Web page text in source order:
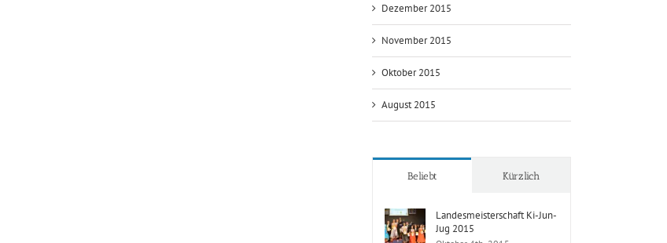
Dezember 2015
November 2015
Oktober 2015
August 2015
Beliebt Kürzlich
Landesmeisterschaft Ki-Jun-
Jug 2015